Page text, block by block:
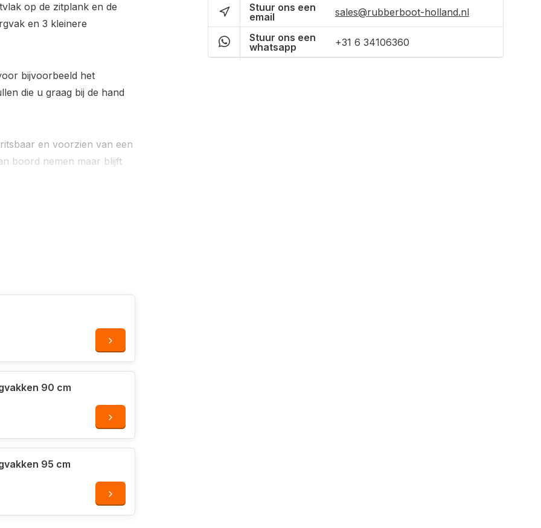
op de zitplank en de
en 3 kleinere
bijvoorbeeld het
die u graag bij de hand
en voorzien van een
boord nemen maar blijft
gebruikt worden.
90 cm
95 cm
Stuur ons een
email
sales@rubberboot-holland.nl
Stuur ons een
whatsapp
+31 6 34106360